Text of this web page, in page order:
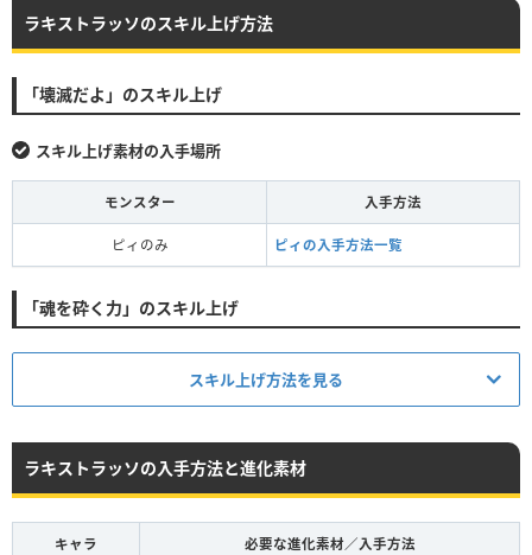
ラキストラッソのスキル上げ方法
「壊滅だよ」のスキル上げ
スキル上げ素材の入手場所
モンスター 入手方法
ピィのみ ピィの入手方法一覧
「魂を砕く力」のスキル上げ
スキル上げ方法を見る
ラキストラッソの入手方法と進化素材
キャラ 必要な進化素材／入手方法